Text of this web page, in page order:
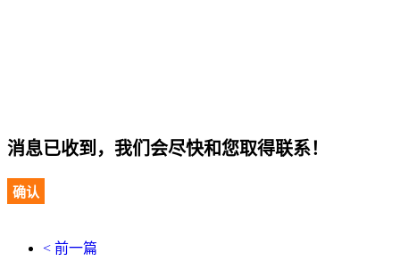
消息已收到，我们会尽快和您取得联系！
确认
< 前一篇